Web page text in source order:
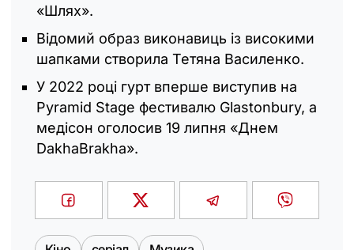
«Шлях».
Відомий образ виконавиць із високими
шапками створила Тетяна Василенко.
У 2022 році гурт вперше виступив на
Pyramid Stage фестивалю Glastonbury, а
медісон оголосив 19 липня «Днем
DakhaBrakha».